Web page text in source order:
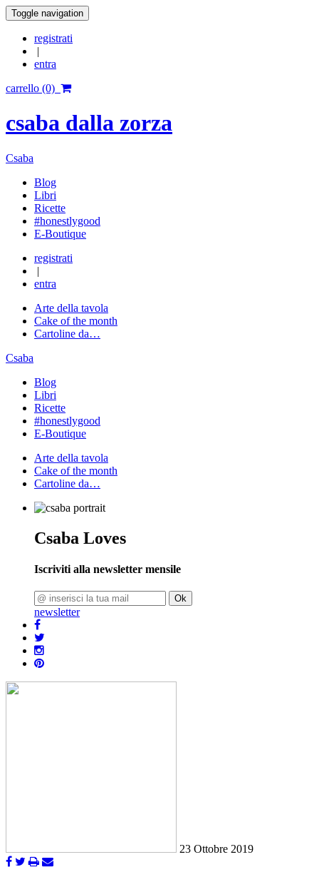
Toggle navigation
registrati
|
entra
carrello (0)
csaba dalla zorza
Csaba
Blog
Libri
Ricette
#honestlygood
E-Boutique
registrati
|
entra
Arte della tavola
Cake of the month
Cartoline da…
Csaba
Blog
Libri
Ricette
#honestlygood
E-Boutique
Arte della tavola
Cake of the month
Cartoline da…
Csaba Loves
Iscriviti alla newsletter mensile
Ok
newsletter
23 Ottobre 2019